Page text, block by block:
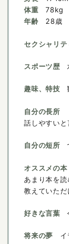
体重
年齢
78kg
28歳
セクシャリテ
スポーツ歴
趣味、特技
自分の長所
話しやすいと
自分の短所
オススメの本
あまり本を
教えていただ
好きな言葉
将来の夢